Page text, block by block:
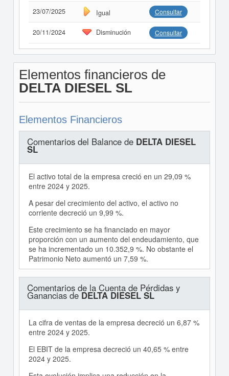
23/07/2025 Igual Consultar
20/11/2024 Disminución Consultar
Elementos financieros de
DELTA DIESEL SL
Elementos Financieros
Comentarios del Balance de DELTA DIESEL
SL
El activo total de la empresa creció en un 29,09 %
entre 2024 y 2025.
A pesar del crecimiento del activo, el activo no
corriente decreció un 9,99 %.
Este crecimiento se ha financiado en mayor
proporción con un aumento del endeudamiento, que
se ha incrementado un 10.352,9 %. No obstante el
Patrimonio Neto aumentó un 7,59 %.
Comentarios de la Cuenta de Pérdidas y
Ganancias deDELTA DIESEL SL
La cifra de ventas de la empresa decreció un 6,87 %
entre 2024 y 2025.
El EBIT de la empresa decreció un 40,65 % entre
2024 y 2025.